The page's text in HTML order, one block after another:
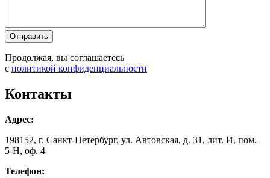
Продолжая, вы соглашаетесь
с политикой конфиденциальности
Контакты
Адрес:
198152, г. Санкт-Петербург, ул. Автовская, д. 31, лит. И, пом.
5-Н, оф. 4
Телефон: